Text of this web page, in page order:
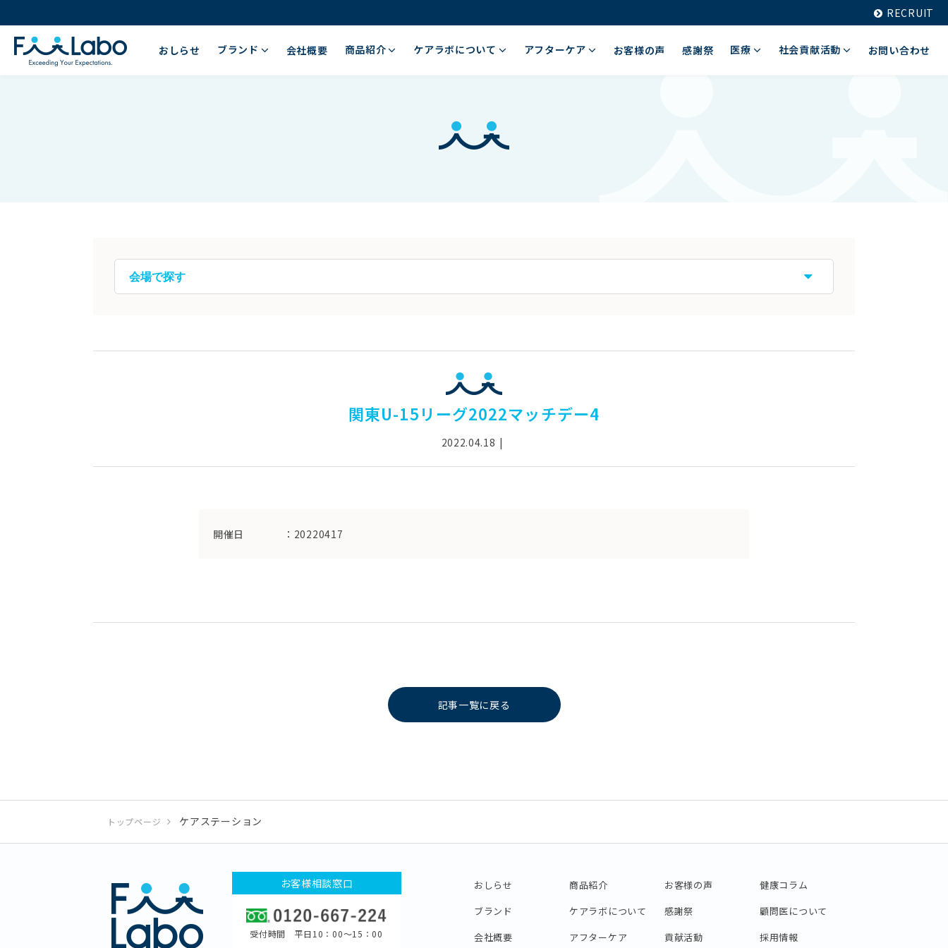
RECRUIT
おしらせ ブランド 会社概要 商品紹介 ケアラボについて アフターケア お客様の声 感謝祭 医療 社会貢献活動 お問い合わせ
関東U-15リーグ2022マッチデー4
2022.04.18
開催日 ：20220417
記事一覧に戻る
トップページ ケアステーション
お客様相談窓口
受付時間 平日10：00〜15：00
おしらせ
ブランド
会社概要
商品紹介
ケアラボについて
アフターケア
お客様の声
感謝祭
貢献活動
健康コラム
顧問医について
採用情報